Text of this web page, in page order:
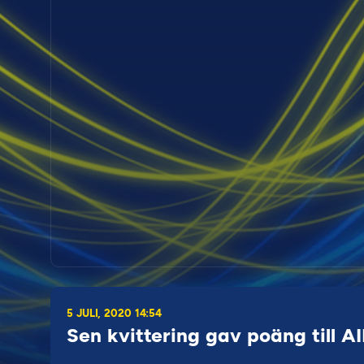
5 JULI, 2020 14:54
Sen kvittering gav poäng till